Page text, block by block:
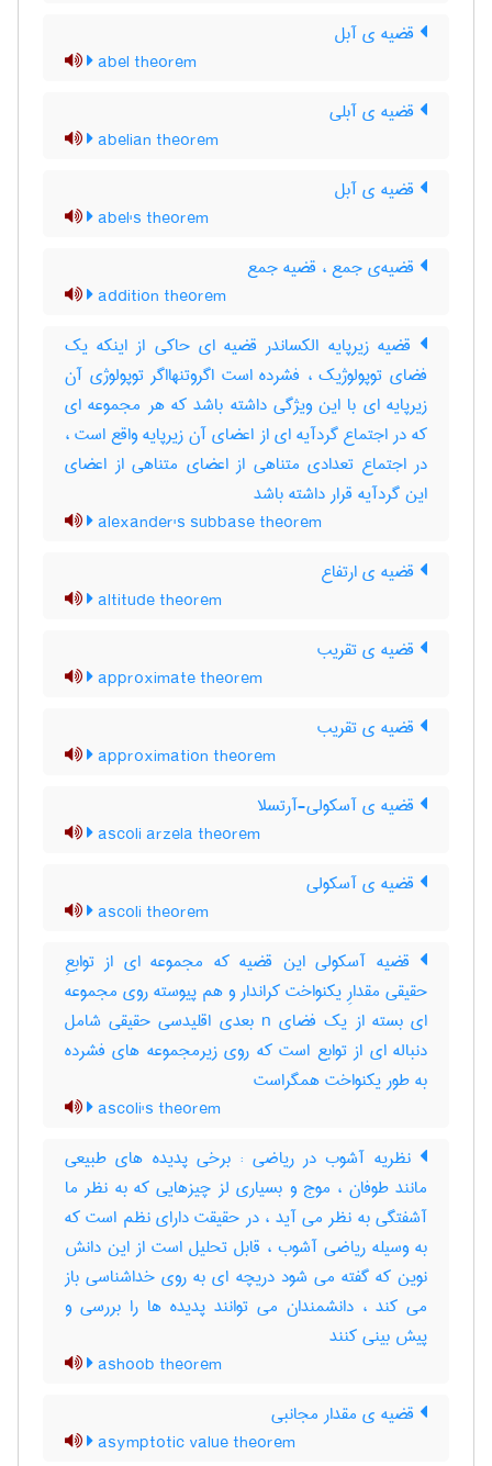
قضیه ی آبل
abel theorem
قضیه ی آبلی
abelian theorem
قضیه ی آبل
abel's theorem
قضیه‌ی جمع ، قضیه جمع
addition theorem
قضیه زیرپایه الکساندر قضیه ای حاکی از اینکه یک
فضای توپولوژیک ، فشرده است اگروتنهااگر توپولوژی آن
زیرپایه ای با این ویژگی داشته باشد که هر مجموعه ای
که در اجتماع گردآیه ای از اعضای آن زیرپایه واقع است ،
در اجتماع تعدادی متناهی از اعضای متناهی از اعضای
این گردآیه قرار داشته باشد
alexander's subbase theorem
قضیه ی ارتفاع
altitude theorem
قضیه ی تقریب
approximate theorem
قضیه ی تقریب
approximation theorem
قضیه ی آسکولی-آرتسلا
ascoli arzela theorem
قضیه ی آسکولی
ascoli theorem
قضیه آسکولی این قضیه که مجموعه ای از توابعِ
حقیقی مقدارِ یکنواخت کراندار و هم پیوسته روی مجموعه
ای بسته از یک فضای n بعدی اقلیدسی حقیقی شامل
دنباله ای از توابع است که روی زیرمجموعه های فشرده
به طور یکنواخت همگراست
ascoli's theorem
نظریه آشوب در ریاضی : برخی پدیده های طبیعی
مانند طوفان ، موج و بسیاری لز چیزهایی که به نظر ما
آشفتگی به نظر می آید ، در حقیقت دارای نظم است که
به وسیله ریاضی آشوب ، قابل تحلیل است از این دانش
نوین که گفته می شود دریچه ای به روی خداشناسی باز
می کند ، دانشمندان می توانند پدیده ها را بررسی و
پیش بینی کنند
ashoob theorem
قضیه ی مقدار مجانبی
asymptotic value theorem